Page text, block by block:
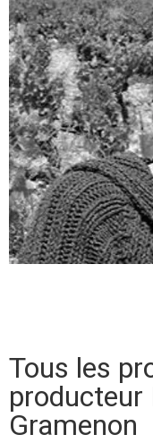
Tous les
producteur
Gramenon